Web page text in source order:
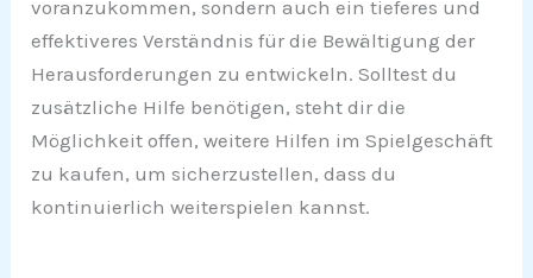
voranzukommen, sondern auch ein tieferes und
effektiveres Verständnis für die Bewältigung der
Herausforderungen zu entwickeln. Solltest du
zusätzliche Hilfe benötigen, steht dir die
Möglichkeit offen, weitere Hilfen im Spielgeschäft
zu kaufen, um sicherzustellen, dass du
kontinuierlich weiterspielen kannst.